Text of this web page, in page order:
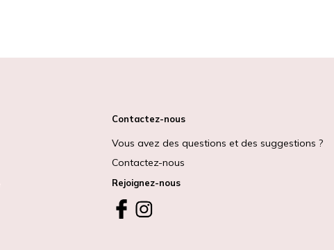
Contactez-nous
Vous avez des questions et des suggestions ?
Contactez-nous
Rejoignez-nous